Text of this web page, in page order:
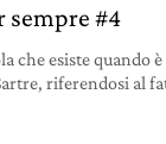
sempre #4
che esiste quando
riferendosi al
simpatico